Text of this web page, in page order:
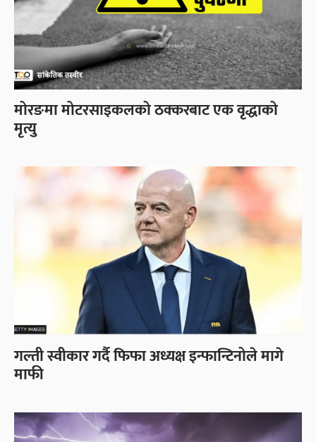
मोरङमा मोटरसाइकलको ठक्करबाट एक वृद्धाको
मृत्यु
गल्ती स्वीकार गर्दै फिफा अध्यक्ष इन्फान्टिनोले मागे
माफी